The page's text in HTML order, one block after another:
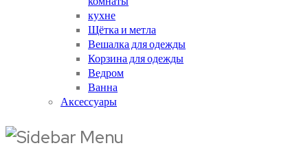
кухне
Щётка и метла
Вешалка для одежды
Корзина для одежды
Ведром
Ванна
Аксессуары